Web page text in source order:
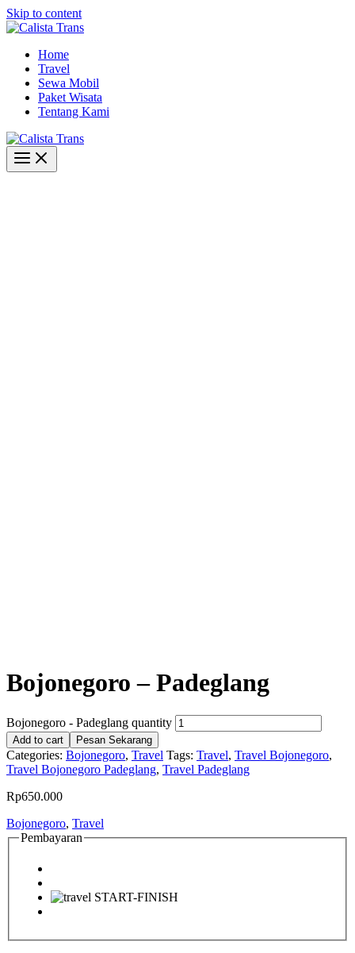
Skip to content
Home
Travel
Sewa Mobil
Paket Wisata
Tentang Kami
Bojonegoro – Padeglang
Bojonegoro - Padeglang quantity
Add to cart Pesan Sekarang
Categories: Bojonegoro, Travel Tags: Travel, Travel Bojonegoro,
Travel Bojonegoro Padeglang, Travel Padeglang
Rp650.000
Bojonegoro, Travel
Pembayaran